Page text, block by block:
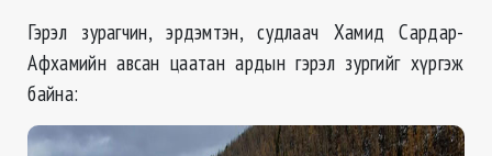
Гэрэл зурагчин, эрдэмтэн, судлаач Хамид Сардар-
Афхамийн авсан цаатан ардын гэрэл зургийг хүргэж
байна: